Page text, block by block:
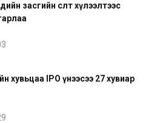
засгийн өсөлт хүлээлтээс
хувьцаа IPO үнээсээ 27 хувиар